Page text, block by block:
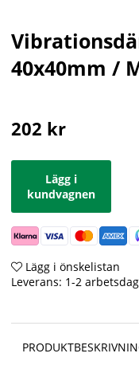
40x40mm /
202 kr
Lägg i
kundvagnen
Lägg i önskelistan
Leverans: 1-2